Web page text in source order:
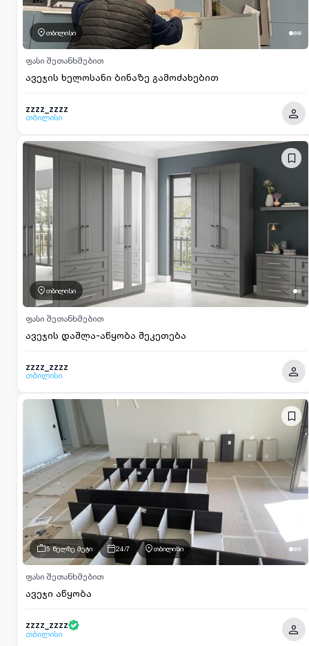
თბილისი
ავეჯის ხელოსანი ბინაზე გამოძახებით
ფასი შეთანხმებით
zzzz_zzzz
თბილისი
თბილისი
ავეჯის დაშლა-აწყობა შეკეთება
ფასი შეთანხმებით
zzzz_zzzz
თბილისი
5 წელზე მეტი 24/7 თბილისი
ავეჯი აწყობა
ფასი შეთანხმებით
zzzz_zzzz
თბილისი